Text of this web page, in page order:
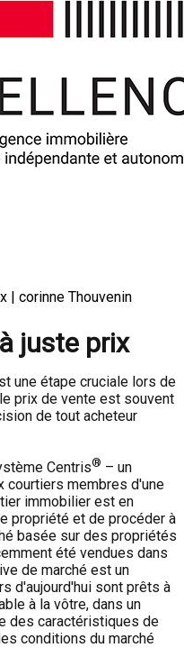
| corinne Thouvenin
juste prix
une étape cruciale lors de
prix de vente est souvent
de tout acheteur
Centris® – un
courtiers membres d'une
immobilier est en
propriété et de procéder à
basée sur des propriétés
été vendues dans
de marché est un
d'aujourd'hui sont prêts à
à la vôtre, dans un
des caractéristiques de
conditions du marché